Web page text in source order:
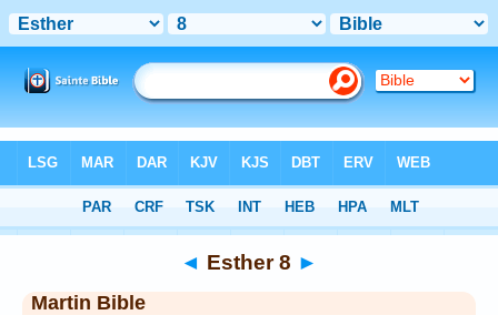
> Esther 8
◄ Esther 8 ►
Martin Bible